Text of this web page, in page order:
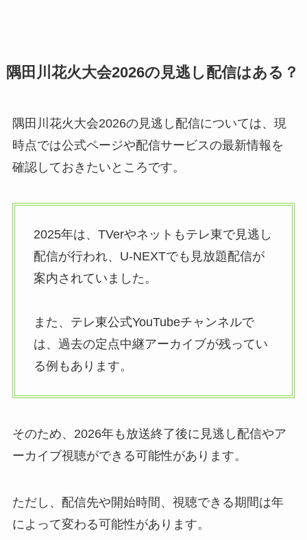
隅田川花火大会2026の見逃し配信はある？
隅田川花火大会2026の見逃し配信については、現
時点では公式ページや配信サービスの最新情報を
確認しておきたいところです。
2025年は、TVerやネットもテレ東で見逃し
配信が行われ、U-NEXTでも見放題配信が
案内されていました。
また、テレ東公式YouTubeチャンネルで
は、過去の定点中継アーカイブが残ってい
る例もあります。
そのため、2026年も放送終了後に見逃し配信やア
ーカイブ視聴ができる可能性があります。
ただし、配信先や開始時間、視聴できる期間は年
によって変わる可能性があります。